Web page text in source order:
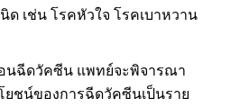
ด เช่น โรคหัวใจ โรคเบาหวาน
นฉีดวัคซีน แพทย์จะพิจารณา
ยชน์ของการฉีดวัคซีนเป็นราย